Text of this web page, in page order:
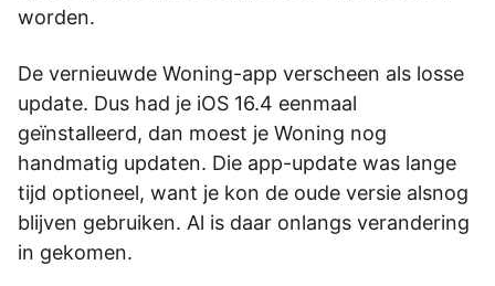
worden.
De vernieuwde Woning-app verscheen als losse
update. Dus had je iOS 16.4 eenmaal
geïnstalleerd, dan moest je Woning nog
handmatig updaten. Die app-update was lange
tijd optioneel, want je kon de oude versie alsnog
blijven gebruiken. Al is daar onlangs verandering
in gekomen.